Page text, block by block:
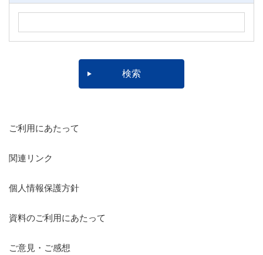
ご利用にあたって
関連リンク
個人情報保護方針
資料のご利用にあたって
ご意見・ご感想